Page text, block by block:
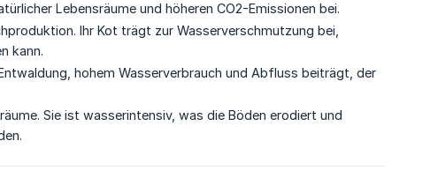
Lebensräume und höheren CO2-Emissionen bei.
Ihr Kot trägt zur Wasserverschmutzung bei,
kann.
hohem Wasserverbrauch und Abfluss beiträgt, der
Sie ist wasserintensiv, was die Böden erodiert und